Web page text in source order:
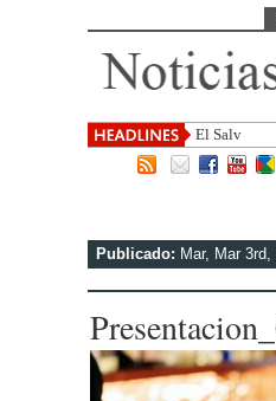
El Salvador,
Publicado: Mar, Mar 3rd,